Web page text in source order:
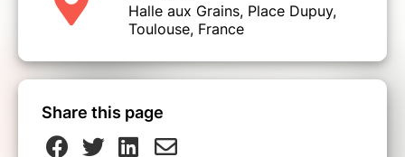
Halle aux Grains, Place Dupuy,
Toulouse, France
Share this page